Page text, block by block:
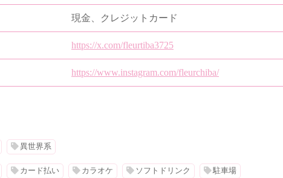
現金、クレジットカード
https://x.com/fleurtiba3725
https://www.instagram.com/fleurchiba/
異世界系
カード払い カラオケ ソフトドリンク 駐車場